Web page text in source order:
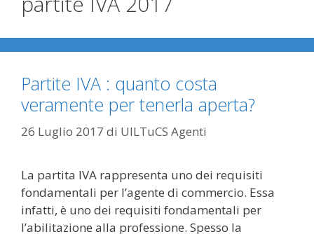
Partite IVA : quanto costa
veramente per tenerla aperta?
26 Luglio 2017 di UILTuCS Agenti
La partita IVA rappresenta uno dei requisiti
fondamentali per l’agente di commercio. Essa
infatti, è uno dei requisiti fondamentali per
l’abilitazione alla professione. Spesso la